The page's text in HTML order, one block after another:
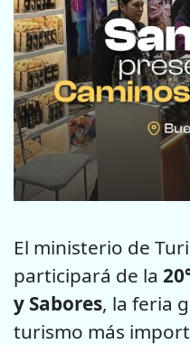
El ministerio de
participará de la
y Sabores, la feria
turismo más